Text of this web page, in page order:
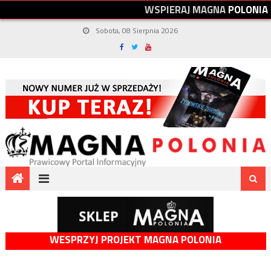
WSPIERAJMAGNAPOLONIA
Sobota, 08 Sierpnia 2026
WESPRZYJ PROJEKT MAGNA POLONIA